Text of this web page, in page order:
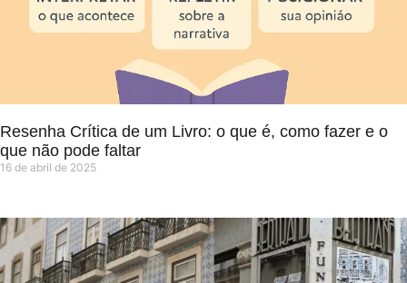
Resenha Crítica de um Livro: o que é, como fazer e o
que não pode faltar
16 de abril de 2025